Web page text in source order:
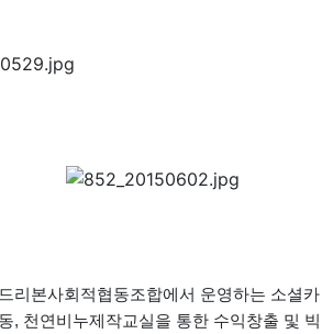
리본사회적협동조합에서 운영하는 소셜카
, 천연비누제작교실을 통한 수익창출 및 빅